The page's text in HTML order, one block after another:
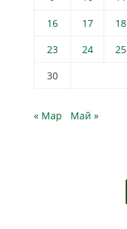
16
17 18
23
24 25
30
« Мар Май »